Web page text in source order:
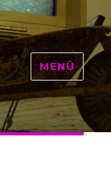
MENÜ